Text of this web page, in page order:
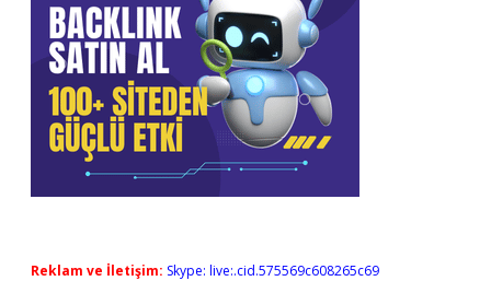
Reklam ve İletişim: Skype: live:.cid.575569c608265c69